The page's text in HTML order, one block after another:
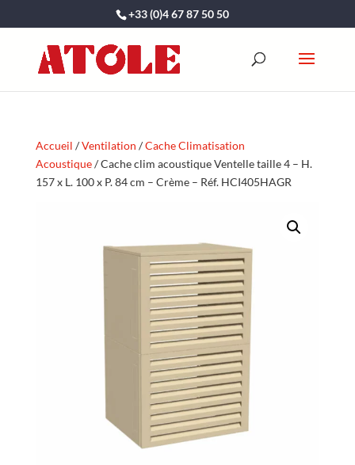
+33 (0)4 67 87 50 50
Accueil /Ventilation /Cache Climatisation
Acoustique/ Cache clim acoustique Ventelle taille 4 – H.
157 x L. 100 x P. 84 cm – Crème – Réf. HCI405HAGR